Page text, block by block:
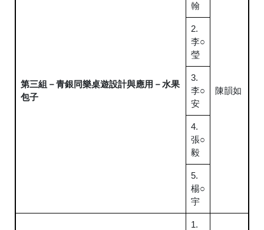
第三組－青銀同樂桌遊設計與應用－水果
包子
翰
陳韻如
2.
李○
瑩
3.
李○
安
4.
張○
毅
5.
楊○
宇
1.